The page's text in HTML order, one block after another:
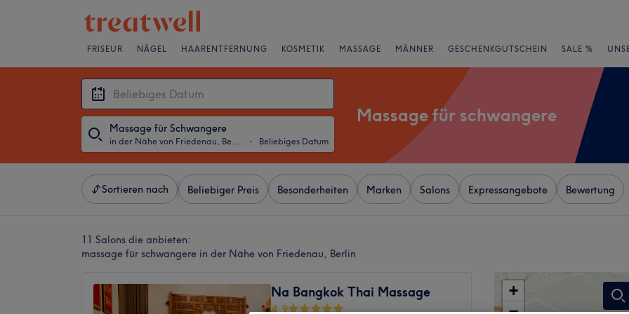
FRISEUR NÄGEL HAARENTFERNUNG KOSMETIK MASSAGE MÄNNER GESCHENKGUTSCHEIN SALE %
Massage für Schwangere
in der Nähe von Friedenau, Berlin ・ Beliebiges Datum
Massage für schwangere
Sortieren nach Beliebiger Preis Besonderheiten Marken Salons Expressangebote Bewertung
11 Salons die anbieten:
massage für schwangere in der Nähe von Friedenau, Berlin
Na Bangkok Thai Massage
4,9
+